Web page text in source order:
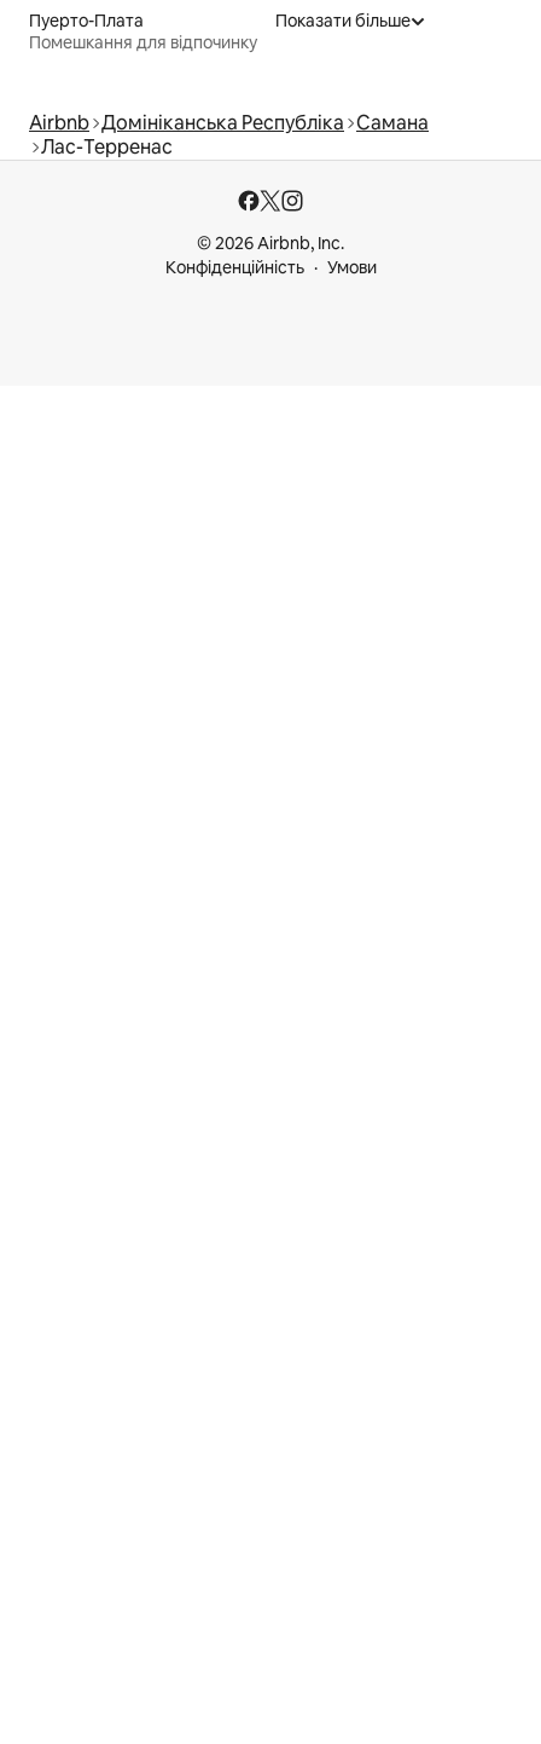
Пуерто-Плата
Помешкання для відпочинку
Показати більше
Airbnb Домініканська Республіка Самана
Лас-Терренас
© 2026 Airbnb, Inc.
Конфіденційність
Умови